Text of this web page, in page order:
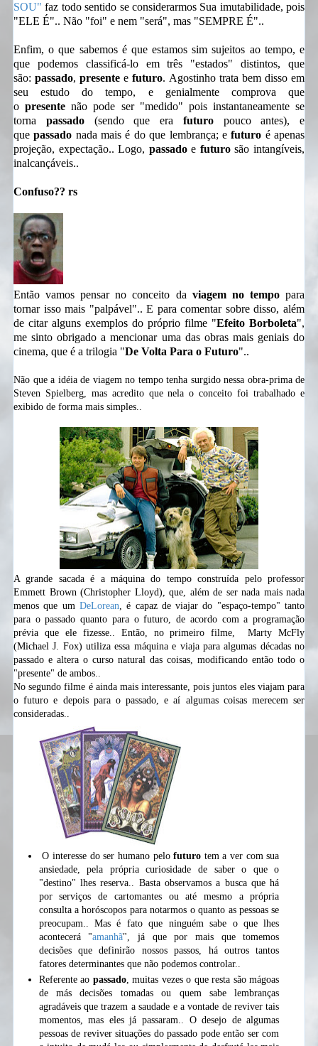
SOU" faz todo sentido se considerarmos Sua imutabilidade, pois
"ELE É".. Não "foi" e nem "será", mas "SEMPRE É"..
Enfim, o que sabemos é que estamos sim sujeitos ao tempo, e
que podemos classificá-lo em três "estados" distintos, que
são:passado,presente efuturo. Agostinho trata bem disso em
seu estudo do tempo, e genialmente comprova que
opresente não pode ser "medido" pois instantaneamente se
torna passado (sendo que era futuropouco antes), e
quepassado nada mais é do que lembrança; efuturo é apenas
projeção, expectação.. Logo, passadoe futurosão intangíveis,
inalcançáveis..
Confuso?? rs
Então vamos pensar no conceito da viagem no tempopara
tornar isso mais "palpável".. E para comentar sobre disso, além
de citar alguns exemplos do próprio filme "Efeito Borboleta",
me sinto obrigado a mencionar uma das obras mais geniais do
cinema, que é a trilogia "De Volta Para o Futuro"..
Não que a idéia de viagem no tempo tenha surgido nessa obra-prima de
Steven Spielberg, mas acredito que nela o conceito foi trabalhado e
exibido de forma mais simples..
A grande sacada é a máquina do tempo construída pelo professor
Emmett Brown (Christopher Lloyd), que, além de ser nada mais nada
menos que um DeLorean, é capaz de viajar do "espaço-tempo" tanto
para o passado quanto para o futuro, de acordo com a programação
prévia que ele fizesse.. Então, no primeiro filme, Marty McFly
(Michael J. Fox) utiliza essa máquina e viaja para algumas décadas no
passado e altera o curso natural das coisas, modificando então todo o
"presente" de ambos..
No segundo filme é ainda mais interessante, pois juntos eles viajam para
o futuro e depois para o passado, e aí algumas coisas merecem ser
consideradas..
O interesse do ser humano pelofuturo tem a ver com sua
ansiedade, pela própria curiosidade de saber o que o
"destino" lhes reserva.. Basta observamos a busca que há
por serviços de cartomantes ou até mesmo a própria
consulta a horóscopos para notarmos o quanto as pessoas se
preocupam.. Mas é fato que ninguém sabe o que lhes
acontecerá "amanhã", já que por mais que tomemos
decisões que definirão nossos passos, há outros tantos
fatores determinantes que não podemos controlar..
Referente ao passado, muitas vezes o que resta são mágoas
de más decisões tomadas ou quem sabe lembranças
agradáveis que trazem a saudade e a vontade de reviver tais
momentos, mas eles já passaram.. O desejo de algumas
pessoas de reviver situações do passado pode então ser com